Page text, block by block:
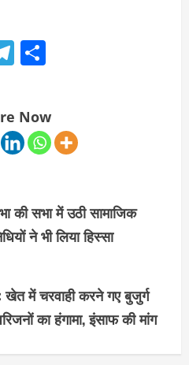
Telegram
Now
की सभा में उठी सामाजिक
ने भी लिया हिस्सा
में चरवाही करने गए बुजुर्ग
का हंगामा, इंसाफ की मांग